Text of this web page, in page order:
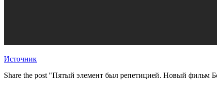
Источник
Share the post "Пятый элемент был репетицией. Новый фильм